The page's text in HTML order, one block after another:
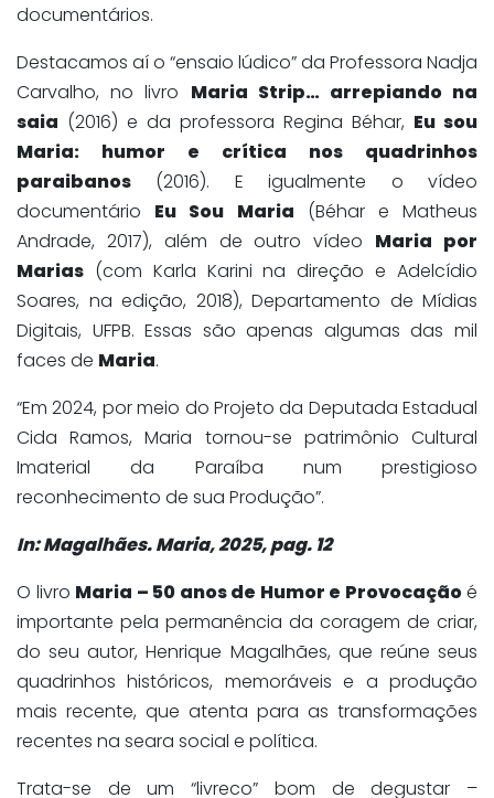
documentários.
Destacamos aí o “ensaio lúdico” da Professora Nadja
Carvalho, no livro Maria Strip… arrepiando na
saia (2016) e da professora Regina Béhar, Eu sou
Maria: humor e crítica nos quadrinhos
paraibanos (2016). E igualmente o vídeo
documentário Eu Sou Maria (Béhar e Matheus
Andrade, 2017), além de outro vídeo Maria por
Marias (com Karla Karini na direção e Adelcídio
Soares, na edição, 2018), Departamento de Mídias
Digitais, UFPB. Essas são apenas algumas das mil
faces de Maria.
“Em 2024, por meio do Projeto da Deputada Estadual
Cida Ramos, Maria tornou-se patrimônio Cultural
Imaterial da Paraíba num prestigioso
reconhecimento de sua Produção”.
In: Magalhães. Maria, 2025, pag. 12
O livro Maria – 50 anos de Humor e Provocaçãoé
importante pela permanência da coragem de criar,
do seu autor, Henrique Magalhães, que reúne seus
quadrinhos históricos, memoráveis e a produção
mais recente, que atenta para as transformações
recentes na seara social e política.
Trata-se de um “livreco” bom de degustar –